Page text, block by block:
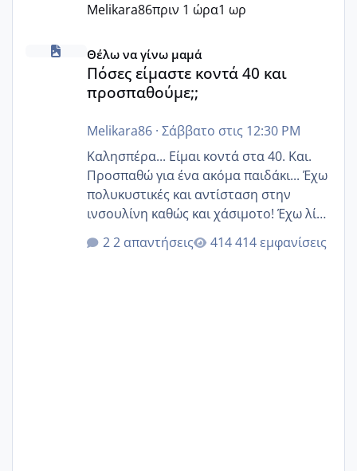
Melikara86πριν 1 ώρα1 ωρ
Πόσες είμαστε κοντά 40 και προσπαθούμε;;
Θέλω να γίνω μαμά
Πόσες είμαστε κοντά 40 και
προσπαθούμε;;
Melikara86· Σάββατο στις 12:30 PM
Καλησπέρα... Είμαι κοντά στα 40. Και.
Προσπαθώ για ένα ακόμα παιδάκι... Έχω
πολυκυστικές και αντίσταση στην
ινσουλίνη καθώς και χάσιμοτο! Έχω λίγα
κιλά παραπάνω και όσο κ αν προσπαθώ
δεν χάνω εύκολα! Προσπαθώ για ακόμη
2 απαντήσεις 414 εμφανίσεις